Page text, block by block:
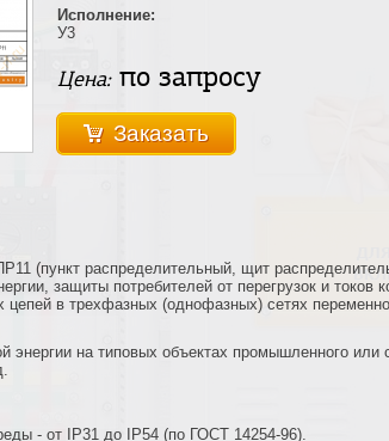
Исполнение:
У3
Цена: по запросу
Заказать
(пункт распределительный, щит
защиты потребителей от перегрузок и токов
в трехфазных (однофазных) сетях
на типовых объектах промышленного или
- от IP31 до IP54 (по ГОСТ 14254-96).